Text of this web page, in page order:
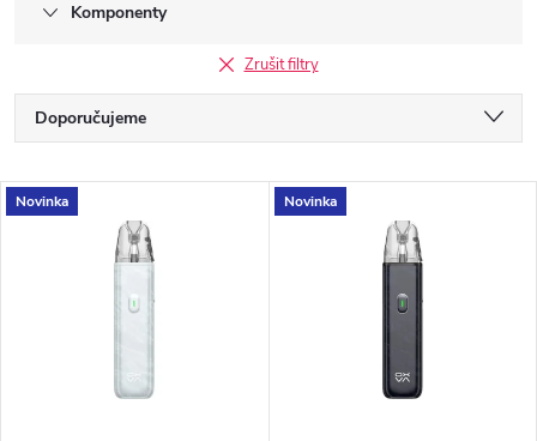
Komponenty
Zrušit filtry
Ř
a
Doporučujeme
Nejdražší
Nejprodávanější
V
Novinka Novinka